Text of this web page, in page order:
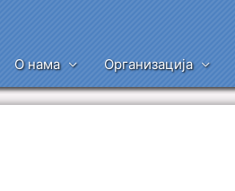
О нама Организација